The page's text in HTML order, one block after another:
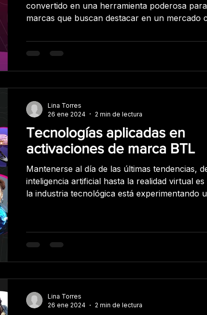
convertido en una herramienta poderosa
marcas que buscan destacar en un mercado
creativas e impactantes, las empresas pueden
generar conciencia de marca, mejorar la
sus consumidores y aume
Tecnologías aplicadas en
activaciones de marca BTL
Mantenerse al día de las últimas tendencias,
inteligencia artificial hasta la realidad virtual
la industria tecnológica está experimentando
trabajar y comunicarnos. Aquí te presentamos
algunas de las tecnologías con las que
tecnología de reali
Lina Torres
26 ene 2024
2 min de lectura
Lina Torres
26 ene 2024
2 min de lectura